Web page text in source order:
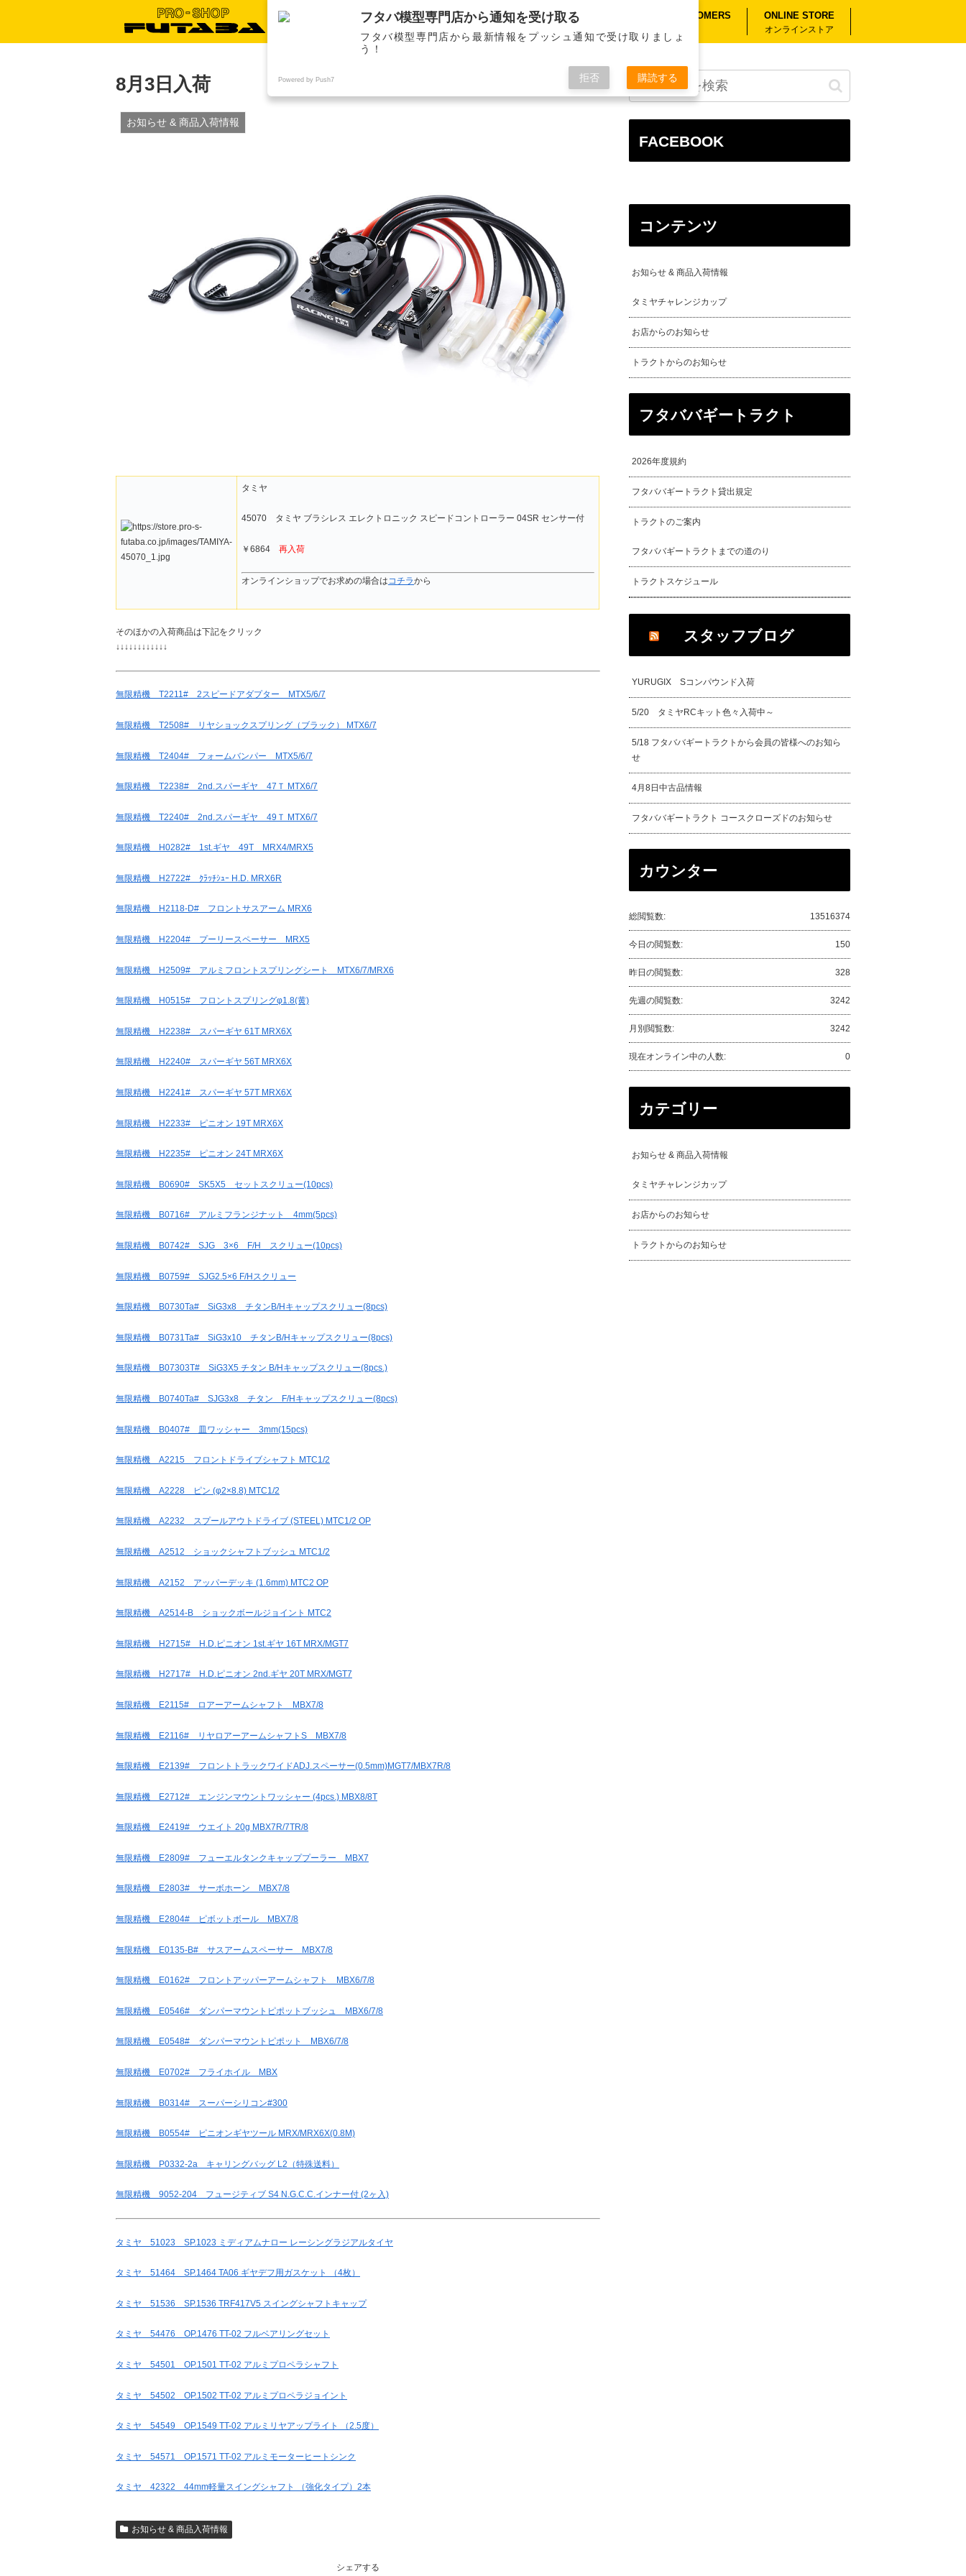
STORE INFORMATION
店舗のご案内
MAIL ORDER
通信販売
ALL OVERSEAS CUSTOMERS ONLINE STORE
オンラインストア
8月3日入荷
お知らせ & 商品入荷情報
タミヤ
45070 タミヤ ブラシレス エレクトロニック スピードコントローラー 04SR センサー付
￥6864 再入荷
オンラインショップでお求めの場合はコチラから
そのほかの入荷商品は下記をクリック
↓↓↓↓↓↓↓↓↓↓↓↓
無限精機 T2211# 2スピードアダプター MTX5/6/7
無限精機 T2508# リヤショックスプリング（ブラック） MTX6/7
無限精機 T2404# フォームバンパー MTX5/6/7
無限精機 T2238# 2nd.スパーギヤ 47Ｔ MTX6/7
無限精機 T2240# 2nd.スパーギヤ 49Ｔ MTX6/7
無限精機 H0282# 1st.ギヤ 49T MRX4/MRX5
無限精機 H2722# ｸﾗｯﾁｼｭｰ H.D. MRX6R
無限精機 H2118-D# フロントサスアーム MRX6
無限精機 H2204# プーリースペーサー MRX5
無限精機 H2509# アルミフロントスプリングシート MTX6/7/MRX6
無限精機 H0515# フロントスプリングφ1.8(黄)
無限精機 H2238# スパーギヤ 61T MRX6X
無限精機 H2240# スパーギヤ 56T MRX6X
無限精機 H2241# スパーギヤ 57T MRX6X
無限精機 H2233# ピニオン 19T MRX6X
無限精機 H2235# ピニオン 24T MRX6X
無限精機 B0690# SK5X5 セットスクリュー(10pcs)
無限精機 B0716# アルミフランジナット 4mm(5pcs)
無限精機 B0742# SJG 3×6 F/H スクリュー(10pcs)
無限精機 B0759# SJG2.5×6 F/Hスクリュー
無限精機 B0730Ta# SiG3x8 チタンB/Hキャップスクリュー(8pcs)
無限精機 B0731Ta# SiG3x10 チタンB/Hキャップスクリュー(8pcs)
無限精機 B07303T# SiG3X5 チタン B/Hキャップスクリュー(8pcs.)
無限精機 B0740Ta# SJG3x8 チタン F/Hキャップスクリュー(8pcs)
無限精機 B0407# 皿ワッシャー 3mm(15pcs)
無限精機 A2215 フロントドライブシャフト MTC1/2
無限精機 A2228 ピン (φ2×8.8) MTC1/2
無限精機 A2232 スプールアウトドライブ (STEEL) MTC1/2 OP
無限精機 A2512 ショックシャフトブッシュ MTC1/2
無限精機 A2152 アッパーデッキ (1.6mm) MTC2 OP
無限精機 A2514-B ショックボールジョイント MTC2
無限精機 H2715# H.D.ピニオン 1st.ギヤ 16T MRX/MGT7
無限精機 H2717# H.D.ピニオン 2nd.ギヤ 20T MRX/MGT7
無限精機 E2115# ロアーアームシャフト MBX7/8
無限精機 E2116# リヤロアーアームシャフトS MBX7/8
無限精機 E2139# フロントトラックワイドADJ.スペーサー(0.5mm)MGT7/MBX7R/8
無限精機 E2712# エンジンマウントワッシャー (4pcs.) MBX8/8T
無限精機 E2419# ウエイト 20g MBX7R/7TR/8
無限精機 E2809# フューエルタンクキャッププーラー MBX7
無限精機 E2803# サーボホーン MBX7/8
無限精機 E2804# ピボットボール MBX7/8
無限精機 E0135-B# サスアームスペーサー MBX7/8
無限精機 E0162# フロントアッパーアームシャフト MBX6/7/8
無限精機 E0546# ダンパーマウントピポットブッシュ MBX6/7/8
無限精機 E0548# ダンパーマウントピポット MBX6/7/8
無限精機 E0702# フライホイル MBX
無限精機 B0314# スーパーシリコン#300
無限精機 B0554# ピニオンギヤツール MRX/MRX6X(0.8M)
無限精機 P0332-2a キャリングバッグ L2（特殊送料）
無限精機 9052-204 フュージティブ S4 N.G.C.C.インナー付 (2ヶ入)
タミヤ 51023 SP.1023 ミディアムナロー レーシングラジアルタイヤ
タミヤ 51464 SP.1464 TA06 ギヤデフ用ガスケット （4枚）
タミヤ 51536 SP.1536 TRF417V5 スイングシャフトキャップ
タミヤ 54476 OP.1476 TT-02 フルベアリングセット
タミヤ 54501 OP.1501 TT-02 アルミプロペラシャフト
タミヤ 54502 OP.1502 TT-02 アルミプロペラジョイント
タミヤ 54549 OP.1549 TT-02 アルミリヤアップライト （2.5度）
タミヤ 54571 OP.1571 TT-02 アルミモーターヒートシンク
タミヤ 42322 44mm軽量スイングシャフト （強化タイプ）2本
お知らせ & 商品入荷情報
シェアする
FACEBOOK
コンテンツ
お知らせ & 商品入荷情報
タミヤチャレンジカップ
お店からのお知らせ
トラクトからのお知らせ
フタババギートラクト
2026年度規約
フタババギートラクト貸出規定
トラクトのご案内
フタババギートラクトまでの道のり
トラクトスケジュール
スタッフブログ
YURUGIX Sコンパウンド入荷
5/20 タミヤRCキット色々入荷中～
5/18 フタババギートラクトから会員の皆様へのお知ら
せ
4月8日中古品情報
フタババギートラクト コースクローズドのお知らせ
カウンター
13516374
総閲覧数:
150
今日の閲覧数:
328
昨日の閲覧数:
3242
先週の閲覧数:
3242
月別閲覧数:
0
現在オンライン中の人数:
カテゴリー
お知らせ & 商品入荷情報
タミヤチャレンジカップ
お店からのお知らせ
トラクトからのお知らせ
フタバ模型専門店から通知を受け取る
フタバ模型専門店から最新情報をプッシュ通知で受け取りましょ
う！
Powered by Push7 拒否 購読する